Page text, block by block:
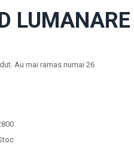
Au mai ramas numai 26